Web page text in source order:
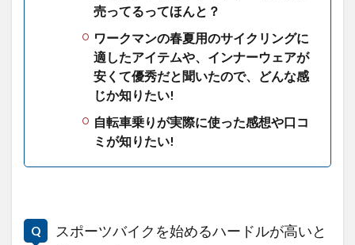
売ってるってほんと？
ワークマンの春夏用のサイクリングに
適したアイテムや、インナーウェアが
安くて優秀だと聞いたので、どんな感
じか知りたい!
自転車乗りが実際に使った感想や口コ
ミが知りたい!
スポーツバイクを始めるハードルが高いと